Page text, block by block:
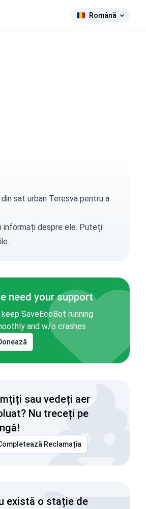
Română
sat urban Teresva pentru a
informați despre ele. Puteți
need your support
SaveEcoBot running
and w/o crashes
sau vedeți aer
Nu treceți pe
Reclamația
există o stație de